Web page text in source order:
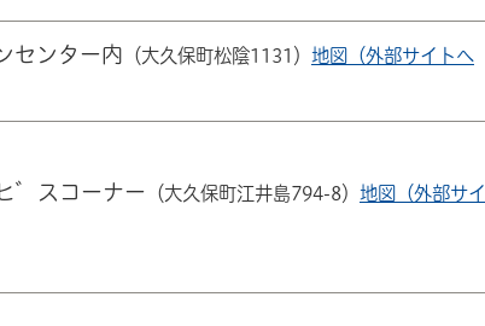
センター内 （大久保町松陰1131） 地図（外部サイトへ
゛スコーナー （大久保町江井島794-8） 地図（外部サイ